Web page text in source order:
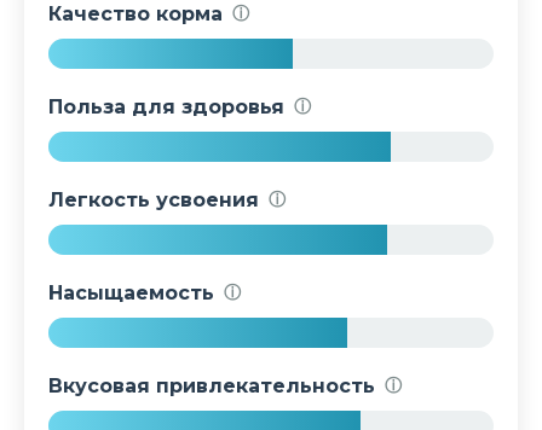
Качество корма ⓘ
Польза для здоровья ⓘ
Легкость усвоения ⓘ
Насыщаемость ⓘ
Вкусовая привлекательность ⓘ